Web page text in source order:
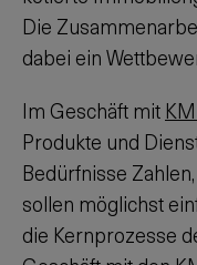
Die
dabei ein
Im Geschäft mit
Produkte und
Bedürfnisse
sollen möglichst
die Kernprozesse